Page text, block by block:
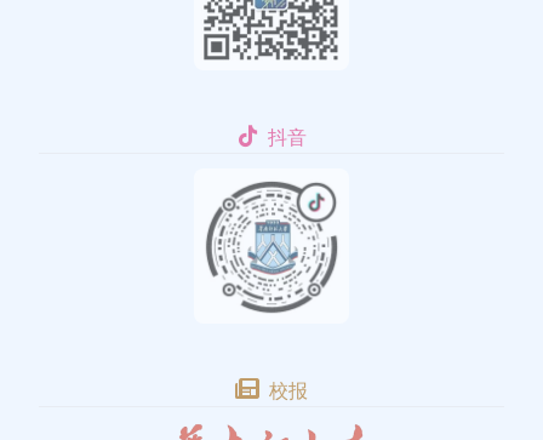
抖音
校报